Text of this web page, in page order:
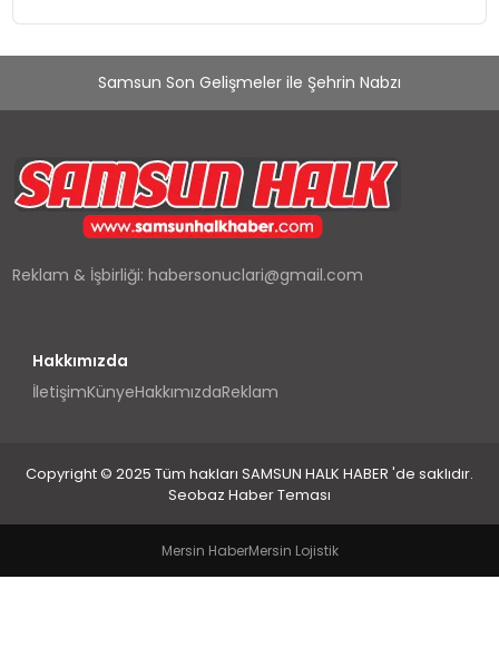
SPOR
TEKNOLOJI
Samsun Son Gelişmeler ile Şehrin Nabzı
Reklam & İşbirliği:habersonuclari@gmail.com
Hakkımızda
İletişimKünyeHakkımızdaReklam
Copyright © 2025 Tüm hakları SAMSUN HALK HABER 'de saklıdır.
Seobaz Haber Teması
Mersin HaberMersin Lojistik